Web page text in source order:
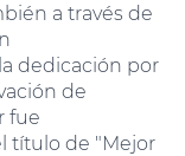
a través de
dedicación por
de
fue
título de "Mejor